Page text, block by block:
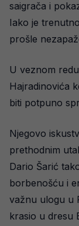
saigrača i
Iako je
prošle
U veznom
Hajradinovića
biti potpuno
Njegovo
prethodnim
Dario Šarić
borbenošću i
važnu ulogu u
krasio u dresu